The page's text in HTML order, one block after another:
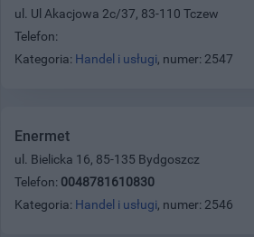
ul. Ul Akacjowa 2c/37, 83-110 Tczew
Telefon:
Kategoria: Handel i usługi, numer: 2547
Enermet
ul. Bielicka 16, 85-135 Bydgoszcz
Telefon: 0048781610830
Kategoria: Handel i usługi, numer: 2546